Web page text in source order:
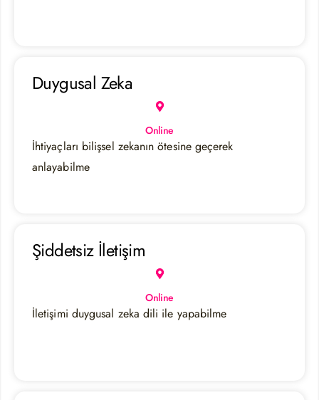
Duygusal Zeka
Online
İhtiyaçları bilişsel zekanın ötesine geçerek
anlayabilme
Şiddetsiz İletişim
Online
İletişimi duygusal zeka dili ile yapabilme